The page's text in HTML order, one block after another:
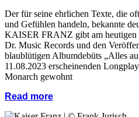
Der für seine ehrlichen Texte, die
und Gefühlen handeln, bekannte
KAISER FRANZ gibt am heutigen
Dr. Music Records und den
blaublütigen Albumdebüts „Alles
11.08.2023 erscheinenden
Monarch gewohnt
Read more